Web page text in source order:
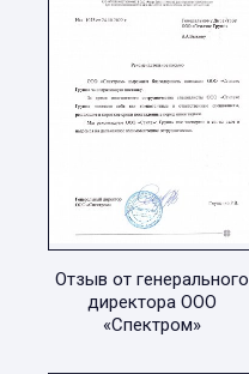
Отзыв от генерального
директора ООО
«Спектром»